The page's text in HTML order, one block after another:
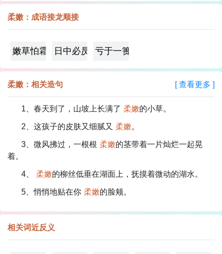
柔嫩：成语接龙顺接
嫩草怕霜霜怕日日中必昃，月满必亏
亏于一篑
柔嫩：相关造句 [ 查看更多 ]
1、春天到了，山坡上长满了 柔嫩的小草。
2、这孩子的皮肤又细腻又 柔嫩。
3、微风拂过，一根根 柔嫩的茎带着一片灿烂一起晃
着。
4、 柔嫩的柳丝低垂在湖面上，抚摸着微动的湖水。
5、悄悄地贴在你 柔嫩的脸颊。
相关词近反义